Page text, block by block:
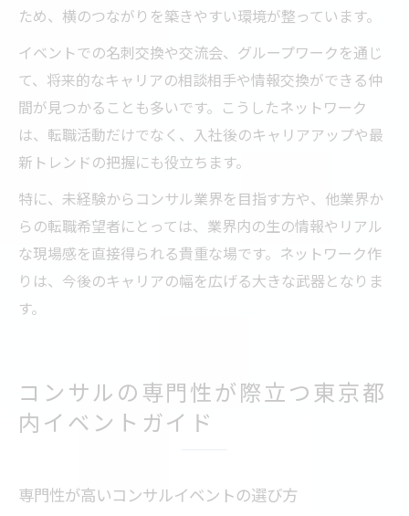
ため、横のつながりを築きやすい環境が整っています。
イベントでの名刺交換や交流会、グループワークを通じ
て、将来的なキャリアの相談相手や情報交換ができる仲
間が見つかることも多いです。こうしたネットワーク
は、転職活動だけでなく、入社後のキャリアアップや最
新トレンドの把握にも役立ちます。
特に、未経験からコンサル業界を目指す方や、他業界か
らの転職希望者にとっては、業界内の生の情報やリアル
な現場感を直接得られる貴重な場です。ネットワーク作
りは、今後のキャリアの幅を広げる大きな武器となりま
す。
コンサルの専門性が際立つ東京都
内イベントガイド
専門性が高いコンサルイベントの選び方